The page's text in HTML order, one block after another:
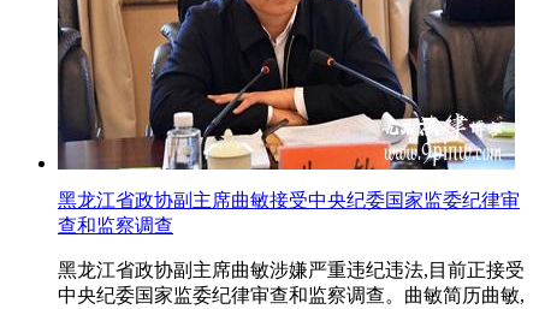
黑龙江省政协副主席曲敏接受中央纪委国家监委纪律审
查和监察调查
黑龙江省政协副主席曲敏涉嫌严重违纪违法,目前正接受
中央纪委国家监委纪律审查和监察调查。曲敏简历曲敏,